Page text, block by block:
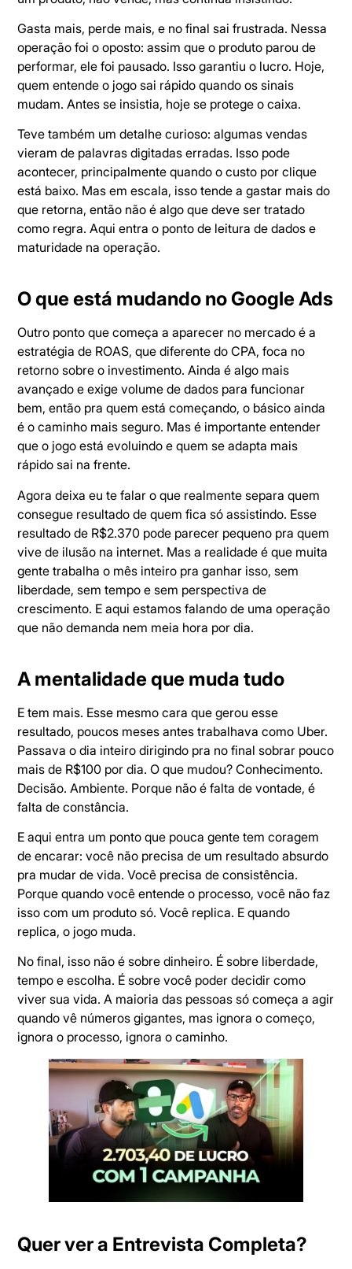
Gasta mais, perde mais, e no final sai frustrada. Nessa
operação foi o oposto: assim que o produto parou de
performar, ele foi pausado. Isso garantiu o lucro. Hoje,
quem entende o jogo sai rápido quando os sinais
mudam. Antes se insistia, hoje se protege o caixa.
Teve também um detalhe curioso: algumas vendas
vieram de palavras digitadas erradas. Isso pode
acontecer, principalmente quando o custo por clique
está baixo. Mas em escala, isso tende a gastar mais do
que retorna, então não é algo que deve ser tratado
como regra. Aqui entra o ponto de leitura de dados e
maturidade na operação.
O que está mudando no Google Ads
Outro ponto que começa a aparecer no mercado é a
estratégia de ROAS, que diferente do CPA, foca no
retorno sobre o investimento. Ainda é algo mais
avançado e exige volume de dados para funcionar
bem, então pra quem está começando, o básico ainda
é o caminho mais seguro. Mas é importante entender
que o jogo está evoluindo e quem se adapta mais
rápido sai na frente.
Agora deixa eu te falar o que realmente separa quem
consegue resultado de quem fica só assistindo. Esse
resultado de R$2.370 pode parecer pequeno pra quem
vive de ilusão na internet. Mas a realidade é que muita
gente trabalha o mês inteiro pra ganhar isso, sem
liberdade, sem tempo e sem perspectiva de
crescimento. E aqui estamos falando de uma operação
que não demanda nem meia hora por dia.
A mentalidade que muda tudo
E tem mais. Esse mesmo cara que gerou esse
resultado, poucos meses antes trabalhava como Uber.
Passava o dia inteiro dirigindo pra no final sobrar pouco
mais de R$100 por dia. O que mudou? Conhecimento.
Decisão. Ambiente. Porque não é falta de vontade, é
falta de constância.
E aqui entra um ponto que pouca gente tem coragem
de encarar: você não precisa de um resultado absurdo
pra mudar de vida. Você precisa de consistência.
Porque quando você entende o processo, você não faz
isso com um produto só. Você replica. E quando
replica, o jogo muda.
No final, isso não é sobre dinheiro. É sobre liberdade,
tempo e escolha. É sobre você poder decidir como
viver sua vida. A maioria das pessoas só começa a agir
quando vê números gigantes, mas ignora o começo,
ignora o processo, ignora o caminho.
Quer ver a Entrevista Completa?